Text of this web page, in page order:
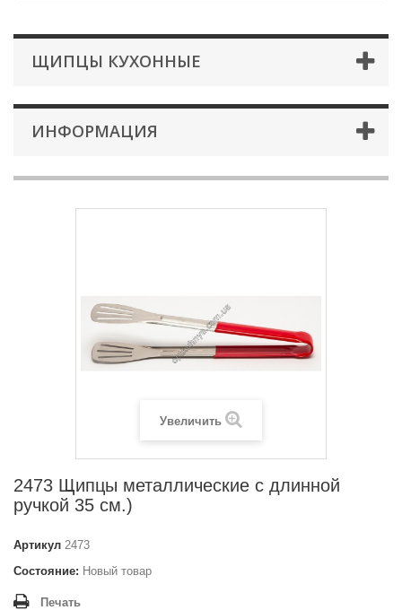
ЩИПЦЫ КУХОННЫЕ
ИНФОРМАЦИЯ
Увеличить
2473 Щипцы металлические с длинной
ручкой 35 см.)
Артикул 2473
Состояние: Новый товар
Печать